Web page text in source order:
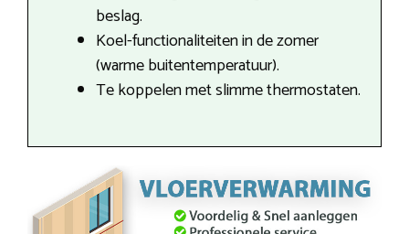
beslag.
Koel-functionaliteiten in de zomer
(warme buitentemperatuur).
Te koppelen met slimme thermostaten.